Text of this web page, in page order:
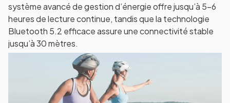
système avancé de gestion d’énergie offre jusqu’à 5-6
heures de lecture continue, tandis que la technologie
Bluetooth 5.2 efficace assure une connectivité stable
jusqu’à 30 mètres.